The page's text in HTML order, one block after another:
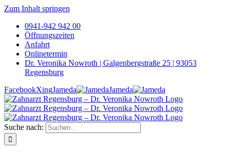
Zum Inhalt springen
0941-942 942 00
Öffnungszeiten
Anfahrt
Onlinetermin
Dr. Veronika Nowroth | Galgenbergstraße 25 | 93053
Regensburg
FacebookXingJameda Jameda
Suche nach: